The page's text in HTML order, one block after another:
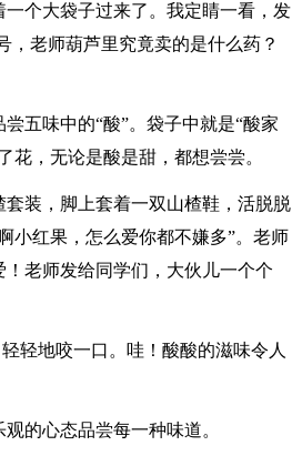
个大袋子过来了。我定睛一看，发
，老师葫芦里究竟卖的是什么药？
五味中的“酸”。袋子中就是“酸家
，无论是酸是甜，都想尝尝。
装，脚上套着一双山楂鞋，活脱脱
小红果，怎么爱你都不嫌多”。老师
老师发给同学们，大伙儿一个个
轻地咬一口。哇！酸酸的滋味令人
的心态品尝每一种味道。